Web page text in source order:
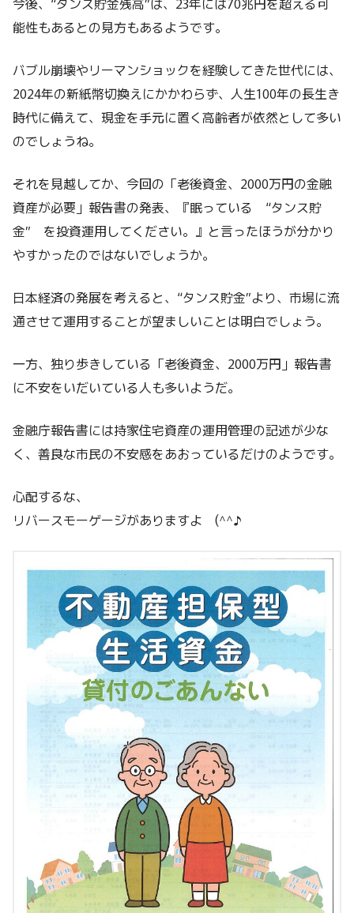
能性もあるとの見方もあるようです。
バブル崩壊やリーマンショックを経験してきた世代には、
2024年の新紙幣切換えにかかわらず、人生100年の長生き
時代に備えて、現金を手元に置く高齢者が依然として多い
のでしょうね。
それを見越してか、今回の「老後資金、2000万円の金融
資産が必要」報告書の発表、『眠っている “タンス貯
金” を投資運用してください。』と言ったほうが分かり
やすかったのではないでしょうか。
日本経済の発展を考えると、“タンス貯金”より、市場に流
通させて運用することが望ましいことは明白でしょう。
一方、独り歩きしている「老後資金、2000万円」報告書
に不安をいだいている人も多いようだ。
金融庁報告書には持家住宅資産の運用管理の記述が少な
く、善良な市民の不安感をあおっているだけのようです。
心配するな、
リバースモーゲージがありますよ (^^♪